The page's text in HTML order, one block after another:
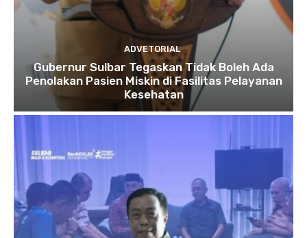
ADVETORIAL
Gubernur Sulbar Tegaskan Tidak Boleh Ada
Penolakan Pasien Miskin di Fasilitas Pelayanan
Kesehatan